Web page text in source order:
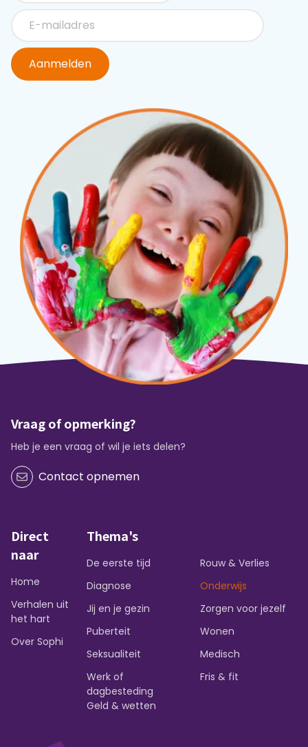
Aanmelden
Vraag of opmerking?
Heb je een vraag of wil je iets delen?
Contact opnemen
Direct
naar
Home
Verhalen uit
het hart
Over Sophi
Thema's
De eerste tijd
Diagnose
Jij en je gezin
Puberteit
Seksualiteit
Werk of
dagbesteding
Rouw & Verlies
Onderwijs
Zorgen voor jezelf
Wonen
Medisch
Fris & fit
Geld & wetten